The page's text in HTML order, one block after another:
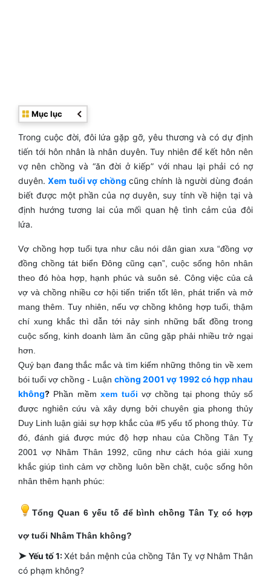
Mục lục
Trong cuộc đời, đôi lứa gặp gỡ, yêu thương và có dự định
tiến tới hôn nhân là nhân duyên. Tuy nhiên để kết hôn nên
vợ nên chồng và “ăn đời ở kiếp” với nhau lại phải có nợ
duyên.Xem tuổi vợ chồng cũng chính là người dùng đoán
biết được một phần của nợ duyên, suy tính về hiện tại và
định hướng tương lai của mối quan hệ tình cảm của đôi
lứa.
Vợ chồng hợp tuổi tựa như câu nói dân gian xưa “đồng vợ
đồng chồng tát biển Đông cũng cạn”, cuộc sống hôn nhân
theo đó hòa hợp, hạnh phúc và suôn sẻ. Công việc của cả
vợ và chồng nhiều cơ hội tiến triển tốt lên, phát triển và mở
mang thêm. Tuy nhiên, nếu vợ chồng không hợp tuổi, thậm
chí xung khắc thì dẫn tới nảy sinh những bất đồng trong
cuộc sống, kinh doanh làm ăn cũng gặp phải nhiều trở ngại
hơn.
Quý bạn đang thắc mắc và tìm kiếm những thông tin về xem
bói tuổi vợ chồng - Luận chồng 2001 vợ 1992 có hợp nhau
không? Phần mềmxem tuổi vợ chồng tại phong thủy số
được nghiên cứu và xây dựng bởi chuyên gia phong thủy
Duy Linh luận giải sự hợp khắc của #5 yếu tố phong thủy. Từ
đó, đánh giá được mức độ hợp nhau của Chồng Tân Tỵ
2001 vợ Nhâm Thân 1992, cũng như cách hóa giải xung
khắc giúp tình cảm vợ chồng luôn bền chặt, cuộc sống hôn
nhân thêm hạnh phúc:
Tổng Quan 6 yếu tố để bình chồng Tân Tỵ có hợp
vợ tuổi Nhâm Thân không?
➤ Yếu tố 1:Xét bản mệnh của chồng Tân Tỵ vợ Nhâm Thân
có phạm không?